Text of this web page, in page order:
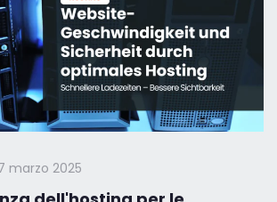
marzo 2025